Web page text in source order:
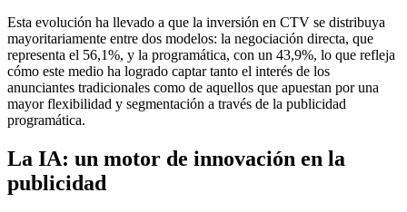
Esta evolución ha llevado a que la inversión en CTV se distribuya
mayoritariamente entre dos modelos: la negociación directa, que
representa el 56,1%, y la programática, con un 43,9%, lo que refleja
cómo este medio ha logrado captar tanto el interés de los
anunciantes tradicionales como de aquellos que apuestan por una
mayor flexibilidad y segmentación a través de la publicidad
programática.
La IA: un motor de innovación en la
publicidad